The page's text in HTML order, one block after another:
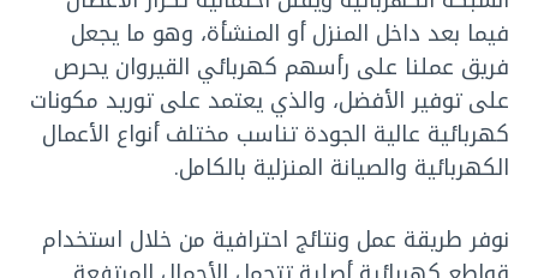
فيما بعد داخل المنزل أو المنشأة، وهو ما يجعل
فريق عملنا على رأسهم كهربائي القيروان يحرص
على توفير الأفضل، والذي يعتمد على توريد مكونات
كهربائية عالية الجودة تناسب مختلف أنواع الأعمال
الكهربائية والصيانة المنزلية بالكامل.
نوفر طريقة عمل ونتائج احترافية من خلال استخدام